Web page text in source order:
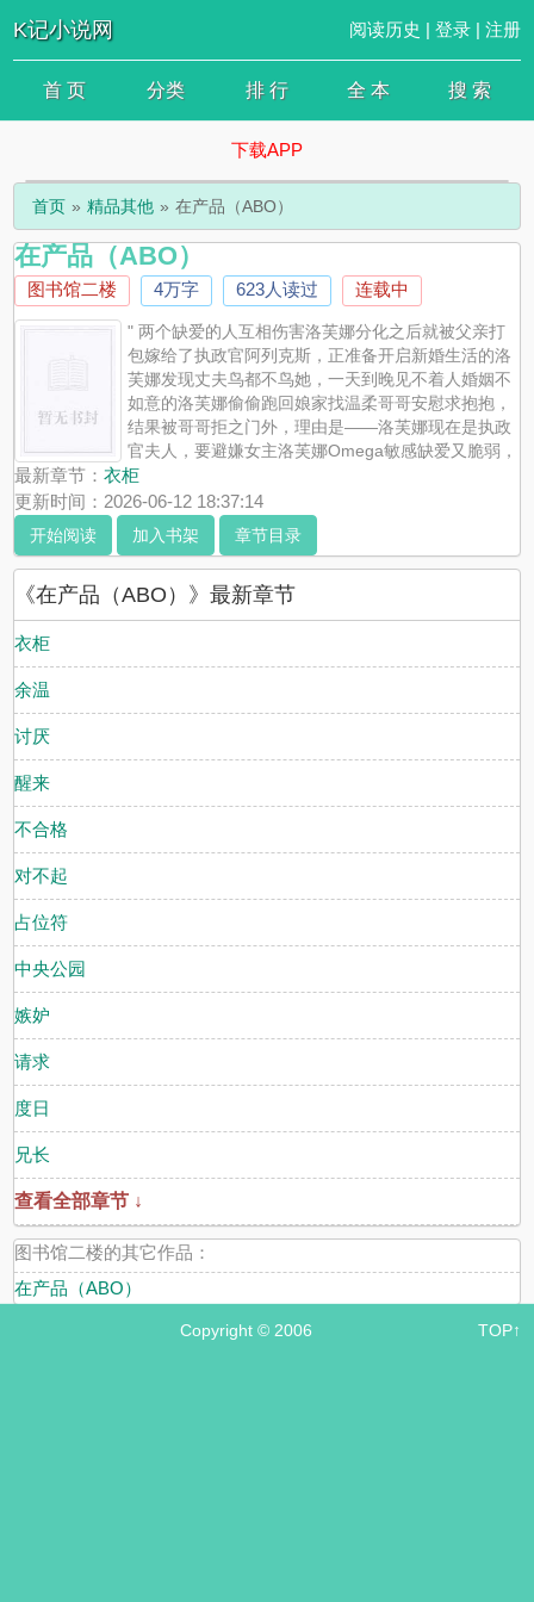
K记小说网 阅读历史 | 登录| 注册
首 页 分类 排 行 全 本 搜 索
下载APP
首页 精品其他 在产品（ABO）
在产品（ABO）
图书馆二楼 4万字 623人读过 连载中
" 两个缺爱的人互相伤害洛芙娜分化之后就被父亲打
包嫁给了执政官阿列克斯，正准备开启新婚生活的洛
芙娜发现丈夫鸟都不鸟她，一天到晚见不着人婚姻不
如意的洛芙娜偷偷跑回娘家找温柔哥哥安慰求抱抱，
结果被哥哥拒之门外，理由是——洛芙娜现在是执政
官夫人，要避嫌女主洛芙娜Omega敏感缺爱又脆弱，
柔弱不主动，习惯顺从男主阿列克斯alpha前期工作狂，回避性人
格，逃避亲密关系，后期分离焦虑可能会有温柔男2女追男，待定并
非爽文，过程会有点憋屈，情感向剧情为主，偏清水，肉要到很后面
才有，不会大法特法
最新章节：衣柜
更新时间：2026-06-12 18:37:14
开始阅读 加入书架 章节目录
《在产品（ABO）》最新章节
衣柜
余温
讨厌
醒来
不合格
对不起
占位符
中央公园
嫉妒
请求
度日
兄长
查看全部章节 ↓
图书馆二楼的其它作品：
在产品（ABO）
Copyright © 2006 TOP↑